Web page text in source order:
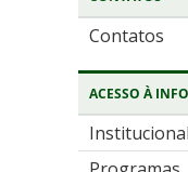
Contatos
ACESSO À
Institucional